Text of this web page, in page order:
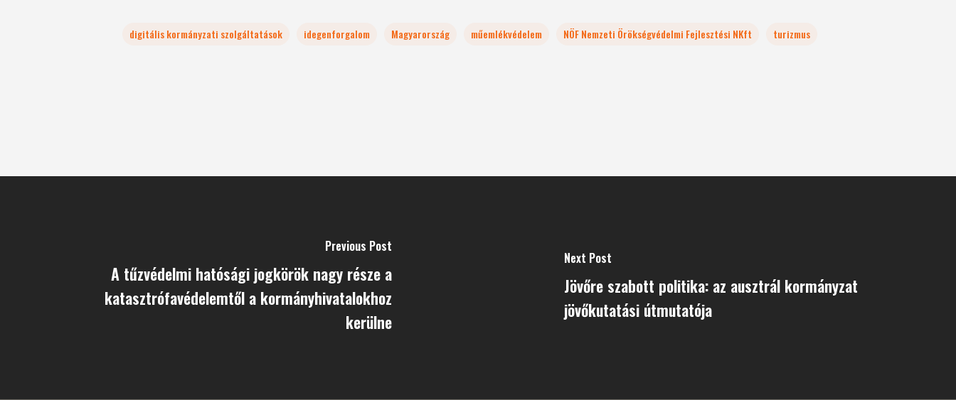
digitális kormányzati szolgáltatások idegenforgalom Magyarország műemlékvédelem NÖF Nemzeti Örökségvédelmi Fejlesztési NKft turizmus
Previous Post
A tűzvédelmi hatósági jogkörök nagy része a
katasztrófavédelemtől a kormányhivatalokhoz
kerülne
Next Post
Jövőre szabott politika: az ausztrál kormányzat
jövőkutatási útmutatója